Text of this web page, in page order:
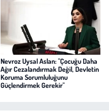
Nevroz Uysal Aslan: "Çocuğu Daha
Ağır Cezalandırmak Değil, Devletin
Koruma Sorumluluğunu
Güçlendirmek Gerekir"